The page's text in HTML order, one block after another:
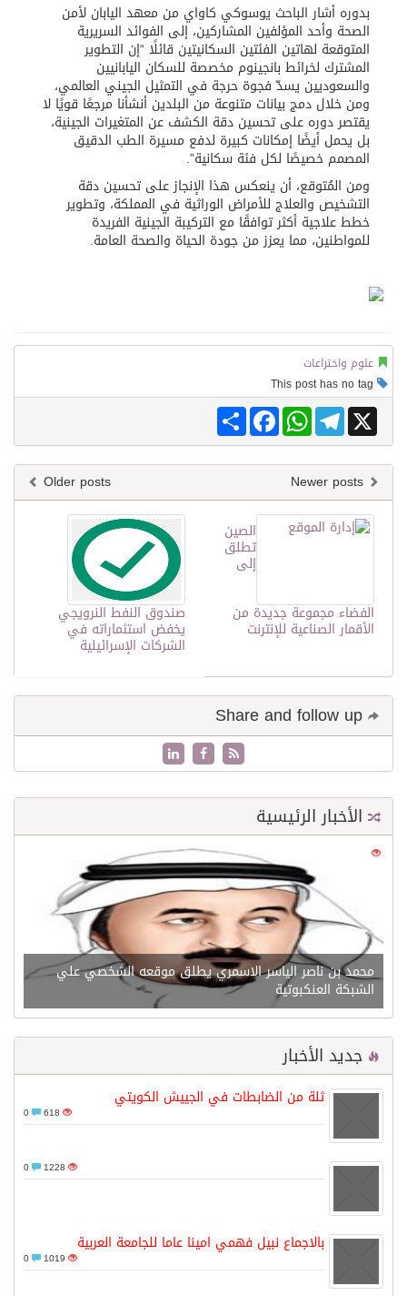
بدوره أشار الباحث يوسوكي كاواي من معهد اليابان لأمن
الصحة وأحد المؤلفين المشاركين، إلى الفوائد السريرية
المتوقعة لهاتين الفئتين السكانيتين قائلًا “إن التطوير
المشترك لخرائط بانجينوم مخصصة للسكان اليابانيين
والسعوديين يسدّ فجوة حرجة في التمثيل الجيني العالمي،
ومن خلال دمج بيانات متنوعة من البلدين أنشأنا مرجعًا قويًا لا
يقتصر دوره على تحسين دقة الكشف عن المتغيرات الجينية،
بل يحمل أيضًا إمكانات كبيرة لدفع مسيرة الطب الدقيق
المصمم خصيصًا لكل فئة سكانية”.
ومن المُتوقع، أن ينعكس هذا الإنجاز على تحسين دقة
التشخيص والعلاج للأمراض الوراثية في المملكة، وتطوير
خطط علاجية أكثر توافقًا مع التركيبة الجينية الفريدة
للمواطنين، مما يعزز من جودة الحياة والصحة العامة.
علوم واختراعات
Share
FacebookWhatsAppTelegram X
Older posts
صندوق النفط النرويجي
يخفض استثماراته في
الشركات الإسرائيلية
الصين
تطلق
إلى
الفضاء مجموعة جديدة من
الأقمار الصناعية للإنترنت
الأخبار الرئيسية
21599
محمد بن ناصر الياسر الاسمري يطلق موقعه الشخصي علي
الشبكة العنكبوتية
جديد الأخبار
ثلة من الضابطات في الجييش الكويتي
618
1228
بالاجماع نبيل فهمي امينا عاما للجامعة العربية
1019